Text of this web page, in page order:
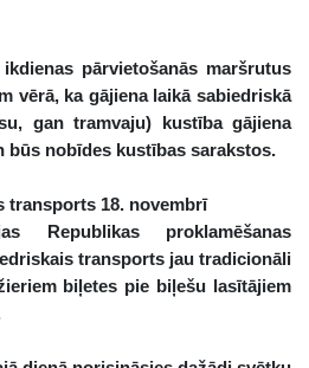
pārvietošanās maršrutus
vērā, ka gājiena laikā sabiedriskā
gan tramvaju) kustība gājiena
būs nobīdes kustības sarakstos.
transports 18. novembrī
Republikas proklamēšanas
transports jau tradicionāli
biļetes pie biļešu lasītājiem